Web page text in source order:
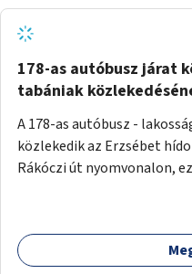
178-as autóbusz járat
tabániak
A 178-as autóbusz -
közlekedik az Erzsébet
Rákóczi út nyomvonalon,
járattal feljutni a
körzetben élők számára.